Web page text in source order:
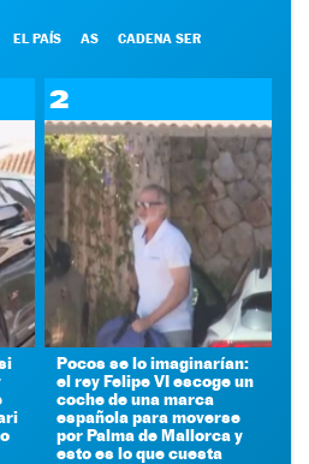
EL PAÍS AS CADENA SER
2
Pocos se lo imaginarían:
el rey Felipe VI escoge un
coche de una marca
española para moverse
por Palma de Mallorca y
esto es lo que cuesta